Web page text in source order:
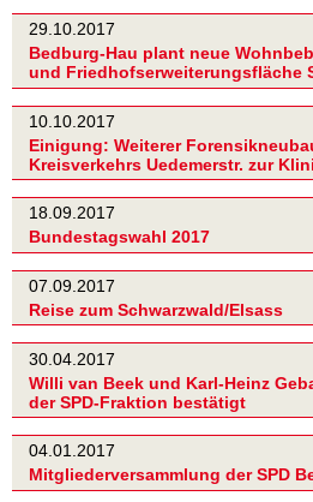
29.10.2017
Bedburg-Hau plant neue
und Friedhofserweiterungsfläche
10.10.2017
Einigung: Weiterer
Kreisverkehrs Uedemerstr. zur
18.09.2017
Bundestagswahl 2017
07.09.2017
Reise zum Schwarzwald/Elsass
30.04.2017
Willi van Beek und Karl-Heinz
der SPD-Fraktion bestätigt
04.01.2017
Mitgliederversammlung der SPD